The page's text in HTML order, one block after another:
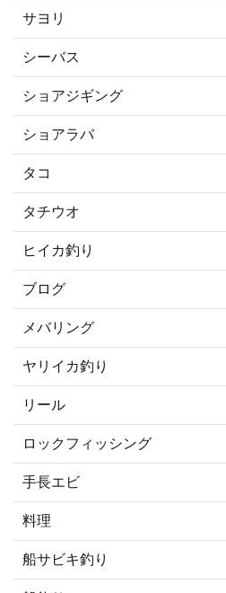
サヨリ
シーバス
ショアジギング
ショアラバ
タコ
タチウオ
ヒイカ釣り
ブログ
メバリング
ヤリイカ釣り
リール
ロックフィッシング
手長エビ
料理
船サビキ釣り